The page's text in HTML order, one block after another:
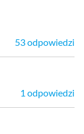
53 odpowiedzi
1 odpowiedzi